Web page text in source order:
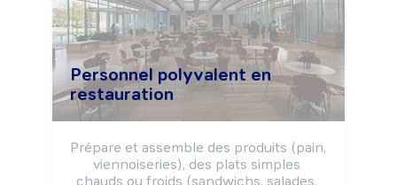
Personnel polyvalent en
restauration
Prépare et assemble des produits (pain,
viennoiseries), des plats simples
chauds ou froids (sandwichs, salades,